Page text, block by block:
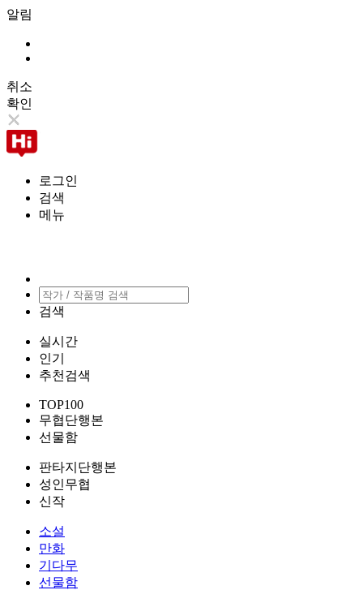
알림
취소
확인
로그인
검색
메뉴
검색
실시간
인기
추천검색
TOP100
무협단행본
선물함
판타지단행본
성인무협
신작
소설
만화
기다무
선물함